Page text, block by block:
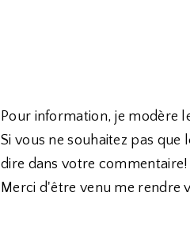
Pour information, je modère
Si vous ne souhaitez pas
dire dans votre commentaire!
Merci d'être venu me rendre